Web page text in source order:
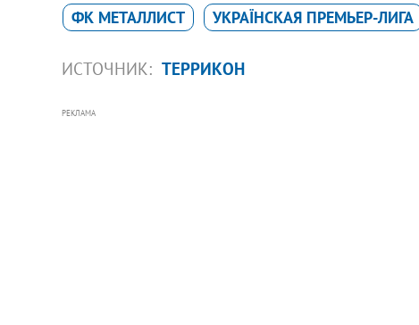
ФК МЕТАЛЛИСТ УКРАЇНСКАЯ ПРЕМЬЕР-ЛИГА
ИСТОЧНИК: ТЕРРИКОН
РЕКЛАМА